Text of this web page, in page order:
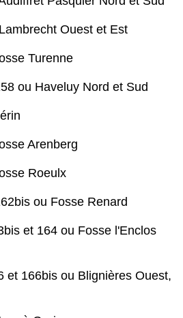
Ouest et Est
Turenne
ou Haveluy Nord et Sud
Arenberg
Roeulx
ou Fosse Renard
et 164 ou Fosse l'Enclos
et 166bis ou Blignières Ouest,